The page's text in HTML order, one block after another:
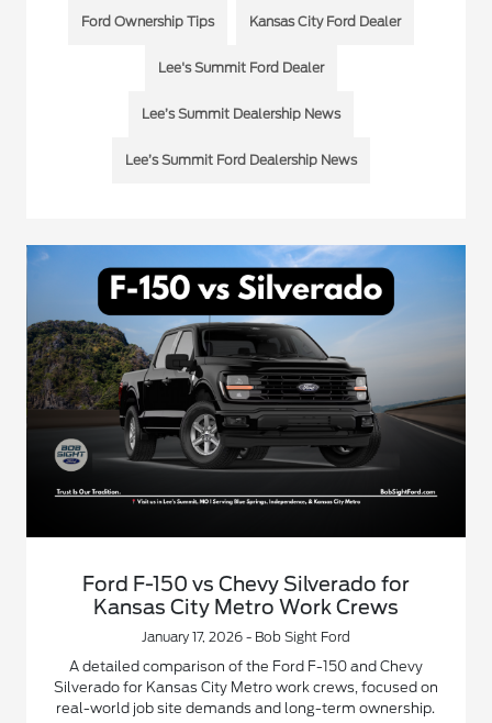
Ford Ownership Tips Kansas City Ford Dealer
Lee's Summit Ford Dealer
Lee’s Summit Dealership News
Lee’s Summit Ford Dealership News
Ford F-150 vs Chevy Silverado for
Kansas City Metro Work Crews
January 17, 2026 - Bob Sight Ford
A detailed comparison of the Ford F-150 and Chevy
Silverado for Kansas City Metro work crews, focused on
real-world job site demands and long-term ownership.